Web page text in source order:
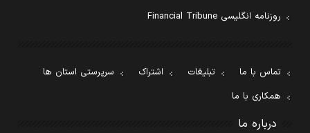
روزنامه انگلیسی Financial Tribune
تماس با ما تبلیغات اشتراک
سرپرستی استان ها
همکاری با ما
درباره ما